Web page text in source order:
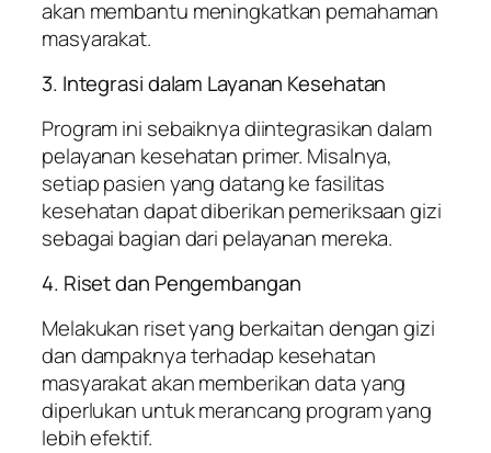
akan membantu meningkatkan pemahaman
masyarakat.
3. Integrasi dalam Layanan Kesehatan
Program ini sebaiknya diintegrasikan dalam
pelayanan kesehatan primer. Misalnya,
setiap pasien yang datang ke fasilitas
kesehatan dapat diberikan pemeriksaan gizi
sebagai bagian dari pelayanan mereka.
4. Riset dan Pengembangan
Melakukan riset yang berkaitan dengan gizi
dan dampaknya terhadap kesehatan
masyarakat akan memberikan data yang
diperlukan untuk merancang program yang
lebih efektif.